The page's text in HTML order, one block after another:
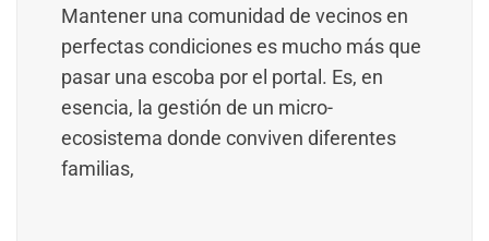
Mantener una comunidad de vecinos en
perfectas condiciones es mucho más que
pasar una escoba por el portal. Es, en
esencia, la gestión de un micro-
ecosistema donde conviven diferentes
familias,